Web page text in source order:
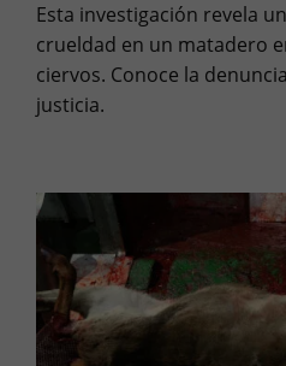
Esta investigación revela
crueldad en un matadero
ciervos. Conoce la
justicia.